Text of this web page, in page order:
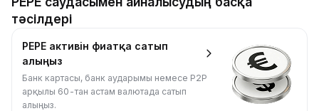
тәсілдері
PEPE активін фиатқа сатып
алыңыз
Банк картасы, банк аударымы немесе P2P
арқылы 60-тан астам валютада сатып
алыңыз.